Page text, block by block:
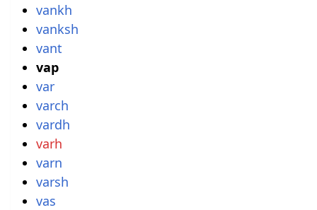
vankh
vanksh
vant
vap
var
varch
vardh
varh
varn
varsh
vas